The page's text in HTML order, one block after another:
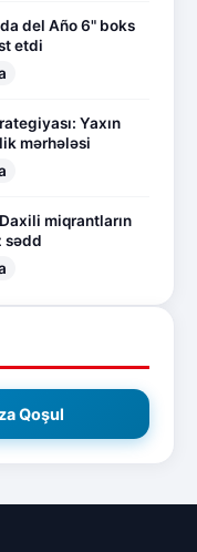
del Año 6" boks
etdi
Yaxın
mərhələsi
miqrantların
sədd
Qoşul